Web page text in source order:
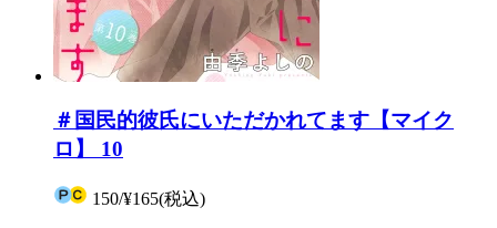
＃国民的彼氏にいただかれてます【マイク
ロ】 10
150/¥165(税込)